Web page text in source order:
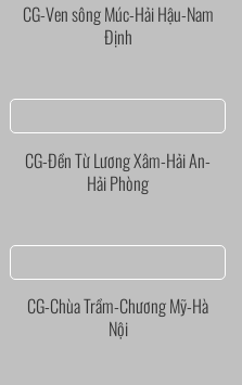
CG-Ven sông Múc-Hải Hậu-Nam
Định
CG-Đền Từ Lương Xâm-Hải An-
Hải Phòng
CG-Chùa Trầm-Chương Mỹ-Hà
Nội